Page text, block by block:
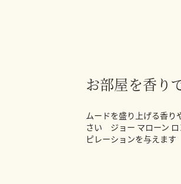
お部屋を香り
ムードを盛り上げる香り
さい ジョー マローン ロ
ピレーションを与えます